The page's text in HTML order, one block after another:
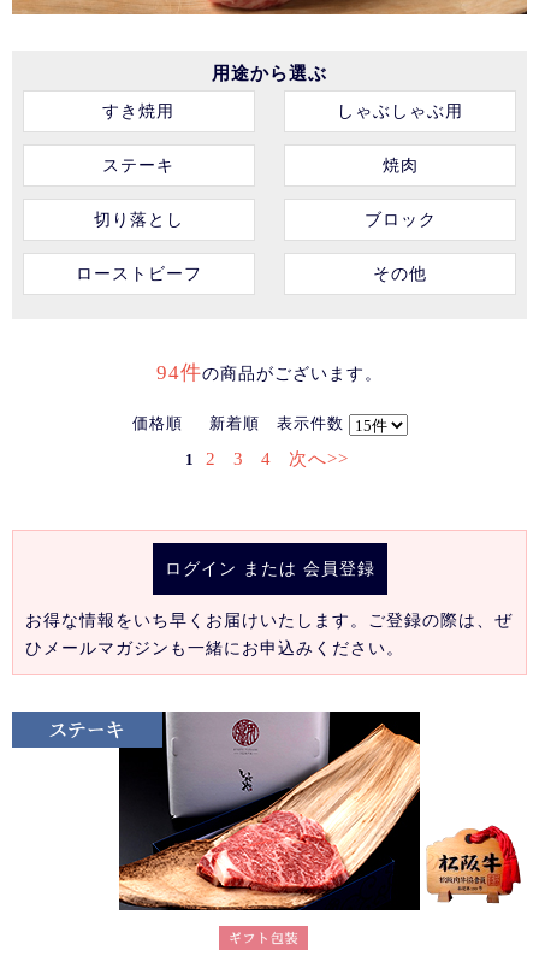
用途から選ぶ
すき焼用
しゃぶしゃぶ用
ステーキ 焼肉
切り落とし ブロック
ローストビーフ その他
94件の商品がございます。
価格順 新着順 表示件数
1 2 3 4 次へ>>
ログイン または 会員登録
お得な情報をいち早くお届けいたします。ご登録の際は、ぜ
ひメールマガジンも一緒にお申込みください。